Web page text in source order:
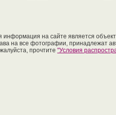
информация на сайте является
на все фотографии, принадлежат
прочтите "Условия